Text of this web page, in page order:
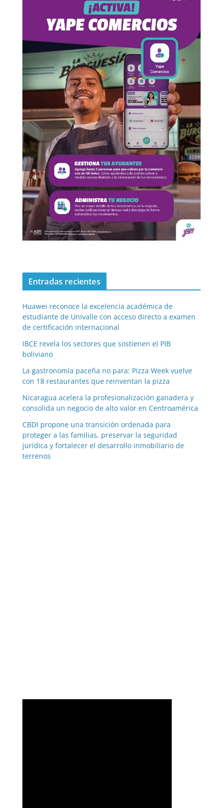
Entradas recientes
Huawei reconoce la excelencia académica de
estudiante de Univalle con acceso directo a examen
de certificación internacional
IBCE revela los sectores que sostienen el PIB
boliviano
La gastronomía paceña no para: Pizza Week vuelve
con 18 restaurantes que reinventan la pizza
Nicaragua acelera la profesionalización ganadera y
consolida un negocio de alto valor en Centroamérica
CBDI propone una transición ordenada para
proteger a las familias, preservar la seguridad
jurídica y fortalecer el desarrollo inmobiliario de
terrenos